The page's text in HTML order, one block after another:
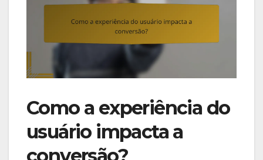
melhores práticas de cada plataforma pode
maximizar o engajamento e a eficácia das